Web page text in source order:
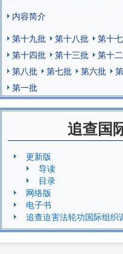
内容简介
第十九批
第十八批 第十
第十四批
第十三批 第十
第八批
第七批 第六批
第一批
追查国
更新版
导读
目录
网络版
电子书
追查迫害法轮功国际组织